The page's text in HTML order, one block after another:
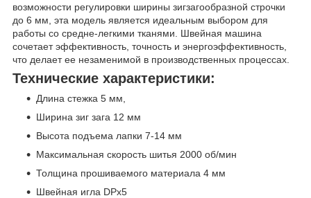
возможности регулировки ширины зигзагообразной строчки
до 6 мм, эта модель является идеальным выбором для
работы со средне-легкими тканями. Швейная машина
сочетает эффективность, точность и энергоэффективность,
что делает ее незаменимой в производственных процессах.
Технические характеристики:
Длина стежка 5 мм,
Ширина зиг зага 12 мм
Высота подъема лапки 7-14 мм
Максимальная скорость шитья 2000 об/мин
Толщина прошиваемого материала 4 мм
Швейная игла DPx5